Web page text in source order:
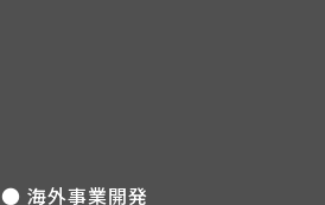
● 海外事業開発